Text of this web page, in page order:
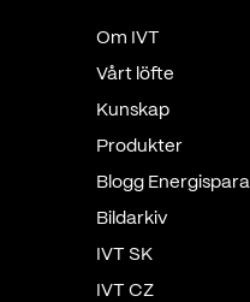
Om IVT
Vårt löfte
Kunskap
Produkter
Blogg
Bildarkiv
IVT SK
IVT CZ